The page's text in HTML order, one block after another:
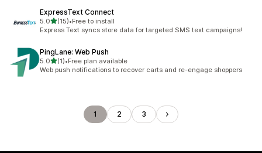
ExpressText Connect
5.05つ星中
(15)
合計レビュー数：15件
•Free to install
Express Text syncs store data for targeted SMS text campaigns!
PingLane: Web Push
5.05つ星中
(1)
合計レビュー数：1件
•Free plan available
Web push notifications to recover carts and re-engage shoppers
1 2 3